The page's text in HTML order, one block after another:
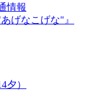
情報
げなこげな"』
夕）